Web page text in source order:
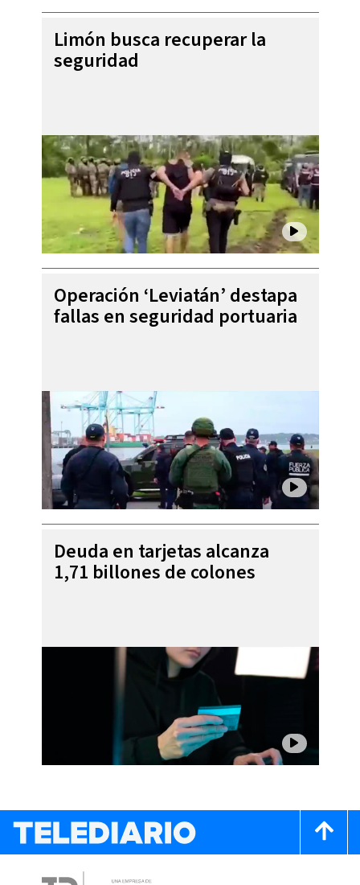
Limón busca recuperar la
seguridad
Operación ‘Leviatán’ destapa
fallas en seguridad portuaria
Deuda en tarjetas alcanza
1,71 billones de colones